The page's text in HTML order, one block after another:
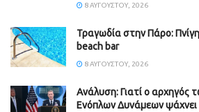
8 ΑΥΓΟΎΣΤΟΥ, 2026
Τραγωδία στην Πάρο:
beach bar
8 ΑΥΓΟΎΣΤΟΥ, 2026
Ανάλυση: Γιατί ο αρχηγός
Ενόπλων Δυνάμεων ψάχνει